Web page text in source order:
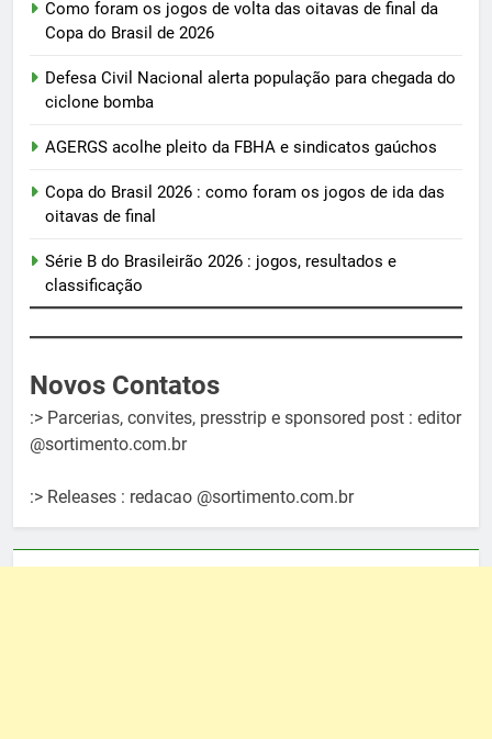
Como foram os jogos de volta das oitavas de final da
Copa do Brasil de 2026
Defesa Civil Nacional alerta população para chegada do
ciclone bomba
AGERGS acolhe pleito da FBHA e sindicatos gaúchos
Copa do Brasil 2026 : como foram os jogos de ida das
oitavas de final
Série B do Brasileirão 2026 : jogos, resultados e
classificação
Novos Contatos
:> Parcerias, convites, presstrip e sponsored post : editor
@sortimento.com.br
:> Releases : redacao @sortimento.com.br